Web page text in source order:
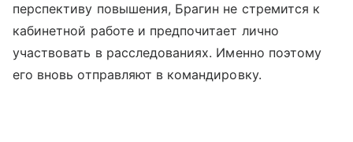
перспективу повышения, Брагин не стремится к
кабинетной работе и предпочитает лично
участвовать в расследованиях. Именно поэтому
его вновь отправляют в командировку.